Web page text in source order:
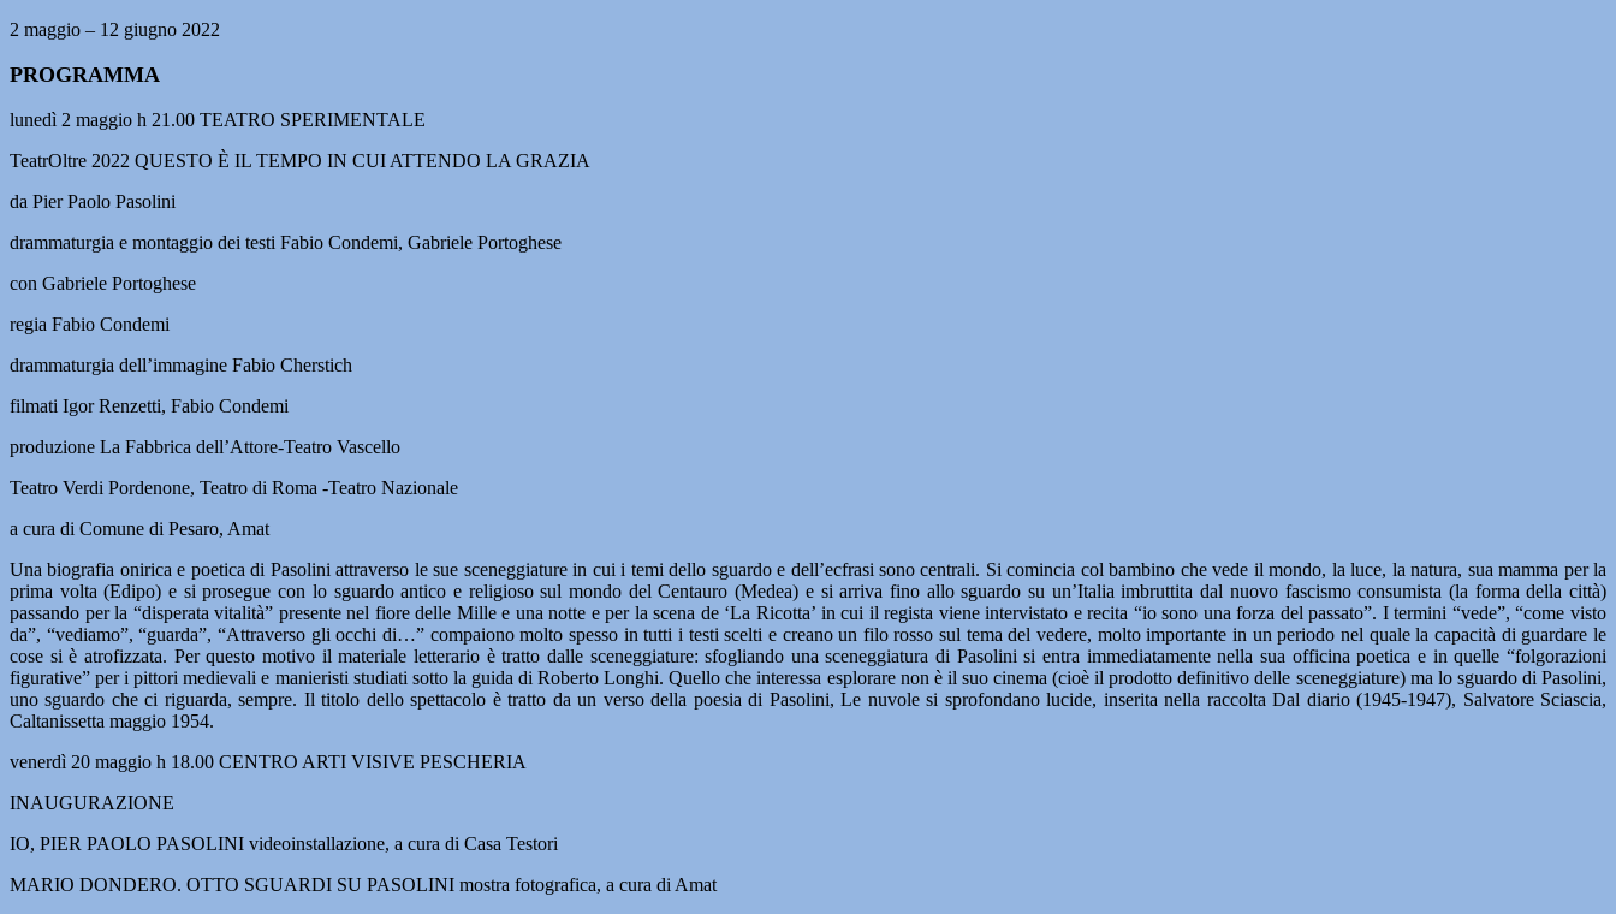
2 maggio – 12 giugno 2022
PROGRAMMA
lunedì 2 maggio h 21.00 TEATRO SPERIMENTALE
TeatrOltre 2022 QUESTO È IL TEMPO IN CUI ATTENDO LA GRAZIA
da Pier Paolo Pasolini
drammaturgia e montaggio dei testi Fabio Condemi, Gabriele Portoghese
con Gabriele Portoghese
regia Fabio Condemi
drammaturgia dell’immagine Fabio Cherstich
filmati Igor Renzetti, Fabio Condemi
produzione La Fabbrica dell’Attore-Teatro Vascello
Teatro Verdi Pordenone, Teatro di Roma -Teatro Nazionale
a cura di Comune di Pesaro, Amat
Una biografia onirica e poetica di Pasolini attraverso le sue sceneggiature in cui i temi dello sguardo e dell’ecfrasi sono centrali. Si comincia col bambino che vede il mondo, la luce, la natura, sua mamma per la
prima volta (Edipo) e si prosegue con lo sguardo antico e religioso sul mondo del Centauro (Medea) e si arriva fino allo sguardo su un’Italia imbruttita dal nuovo fascismo consumista (la forma della città)
passando per la “disperata vitalità” presente nel fiore delle Mille e una notte e per la scena de ‘La Ricotta’ in cui il regista viene intervistato e recita “io sono una forza del passato”. I termini “vede”, “come visto
da”, “vediamo”, “guarda”, “Attraverso gli occhi di…” compaiono molto spesso in tutti i testi scelti e creano un filo rosso sul tema del vedere, molto importante in un periodo nel quale la capacità di guardare le
cose si è atrofizzata. Per questo motivo il materiale letterario è tratto dalle sceneggiature: sfogliando una sceneggiatura di Pasolini si entra immediatamente nella sua officina poetica e in quelle “folgorazioni
figurative” per i pittori medievali e manieristi studiati sotto la guida di Roberto Longhi. Quello che interessa esplorare non è il suo cinema (cioè il prodotto definitivo delle sceneggiature) ma lo sguardo di Pasolini,
uno sguardo che ci riguarda, sempre. Il titolo dello spettacolo è tratto da un verso della poesia di Pasolini, Le nuvole si sprofondano lucide, inserita nella raccolta Dal diario (1945-1947), Salvatore Sciascia,
Caltanissetta maggio 1954.
venerdì 20 maggio h 18.00 CENTRO ARTI VISIVE PESCHERIA
INAUGURAZIONE
IO, PIER PAOLO PASOLINI videoinstallazione, a cura di Casa Testori
MARIO DONDERO. OTTO SGUARDI SU PASOLINI mostra fotografica, a cura di Amat